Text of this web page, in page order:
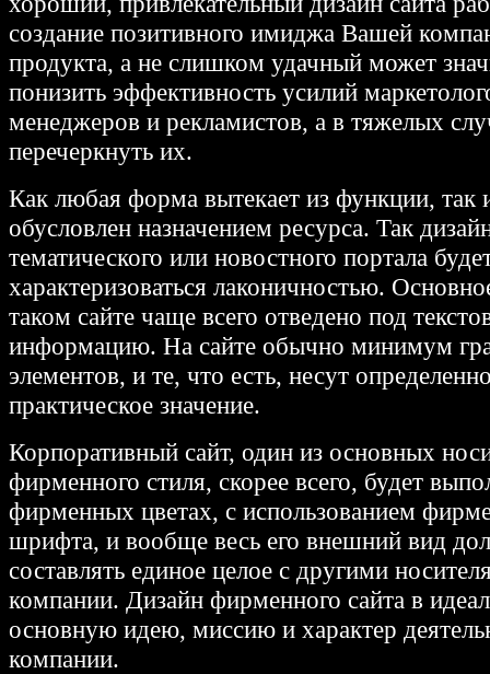
создание позитивного имиджа Вашей
продукта, а не слишком удачный может
понизить эффективность усилий
менеджеров и рекламистов, а в тяжелых
перечеркнуть их.
Как любая форма вытекает из функции, так
обусловлен назначением ресурса. Так
тематического или новостного портала
характеризоваться лаконичностью.
таком сайте чаще всего отведено под
информацию. На сайте обычно минимум
элементов, и те, что есть, несут
практическое значение.
Корпоративный сайт, один из основных
фирменного стиля, скорее всего, будет
фирменных цветах, с использованием
шрифта, и вообще весь его внешний вид
составлять единое целое с другими
компании. Дизайн фирменного сайта в
основную идею, миссию и характер
компании.